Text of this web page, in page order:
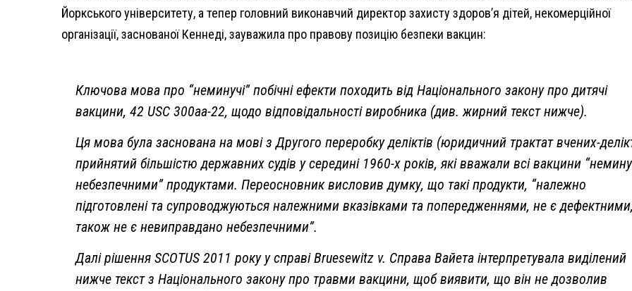
Йоркського університету, а тепер головний виконавчий директор захисту здоров’я дітей, некомерційної
організації, заснованої Кеннеді, зауважила про правову позицію безпеки вакцин:
Ключова мова про “неминучі” побічні ефекти походить від Національного закону про дитячі
вакцини, 42 USC 300aa-22, щодо відповідальності виробника (див. жирний текст нижче).
Ця мова була заснована на мові з Другого переробку деліктів (юридичний трактат вчених-
прийнятий більшістю державних судів у середині 1960-х років, які вважали всі вакцини
небезпечними” продуктами. Переосновник висловив думку, що такі продукти, “належно
підготовлені та супроводжуються належними вказівками та попередженнями, не є
також не є невиправдано небезпечними”.
Далі рішення SCOTUS 2011 року у справі Bruesewitz v. Справа Вайета інтерпретувала виділений
нижче текст з Національного закону про травми вакцини, щоб виявити, що він не дозволив